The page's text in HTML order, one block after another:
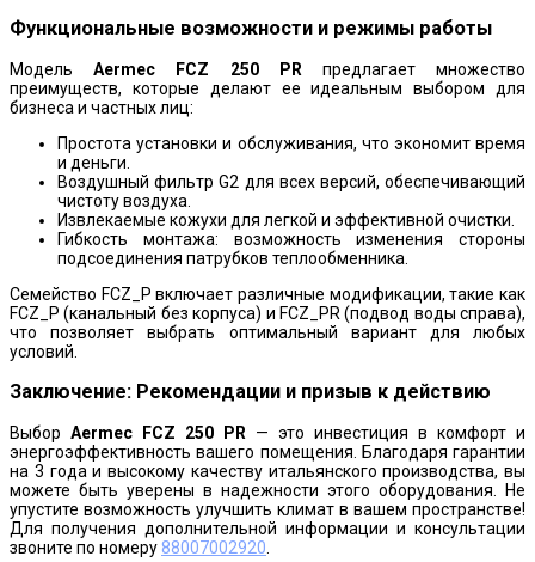
Функциональные возможности и режимы работы
МодельAermec FCZ 250 PR предлагает множество
преимуществ, которые делают ее идеальным выбором для
бизнеса и частных лиц:
Простота установки и обслуживания, что экономит время
и деньги.
Воздушный фильтр G2 для всех версий, обеспечивающий
чистоту воздуха.
Извлекаемые кожухи для легкой и эффективной очистки.
Гибкость монтажа: возможность изменения стороны
подсоединения патрубков теплообменника.
Семейство FCZ_P включает различные модификации, такие как
FCZ_P (канальный без корпуса) и FCZ_PR (подвод воды справа),
что позволяет выбрать оптимальный вариант для любых
условий.
Заключение: Рекомендации и призыв к действию
Выбор Aermec FCZ 250 PR — это инвестиция в комфорт и
энергоэффективность вашего помещения. Благодаря гарантии
на 3 года и высокому качеству итальянского производства, вы
можете быть уверены в надежности этого оборудования. Не
упустите возможность улучшить климат в вашем пространстве!
Для получения дополнительной информации и консультации
звоните по номеру 88007002920